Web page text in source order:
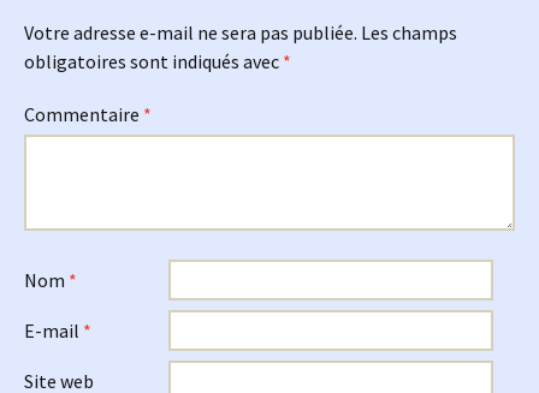
Votre adresse e-mail ne sera pas publiée. Les champs
obligatoires sont indiqués avec *
Commentaire *
Nom *
E-mail *
Site web